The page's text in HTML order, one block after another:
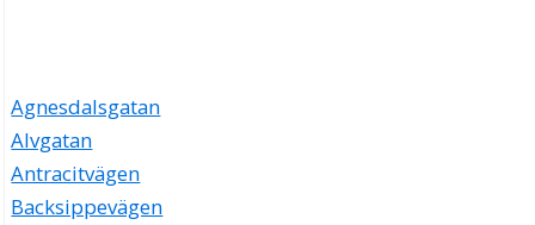
Agnesdalsgatan
Alvgatan
Antracitvägen
Backsippevägen